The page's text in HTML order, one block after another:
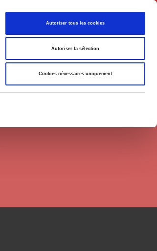
Autoriser tous les cookies
Autoriser la sélection
Cookies nécessaires uniquement
English